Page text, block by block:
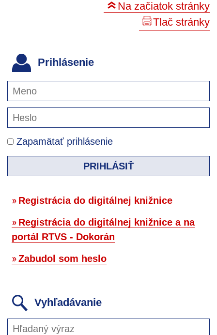
Na začiatok stránky
Tlač stránky
Prihlásenie
Zapamätať prihlásenie
PRIHLÁSIŤ
Registrácia do digitálnej knižnice
Registrácia do digitálnej knižnice a na
portál RTVS - Dokorán
Zabudol som heslo
Vyhľadávanie